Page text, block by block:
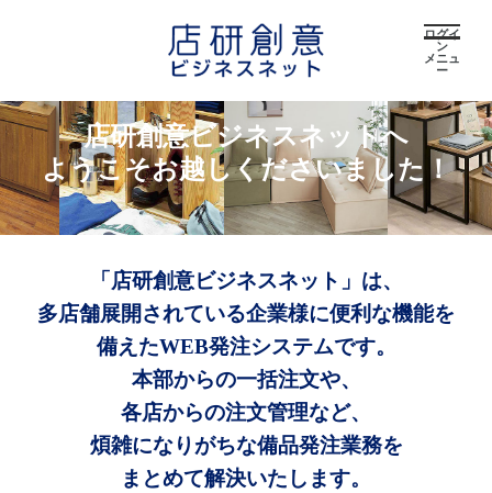
ログイ
ン
メニュ
ー
店研創意ビジネスネットへ
ようこそお越しくださいました！
「店研創意ビジネスネット」は、
多店舗展開されている企業様に便利な機能を
備えたWEB発注システムです。
本部からの一括注文や、
各店からの注文管理など、
煩雑になりがちな備品発注業務を
まとめて解決いたします。